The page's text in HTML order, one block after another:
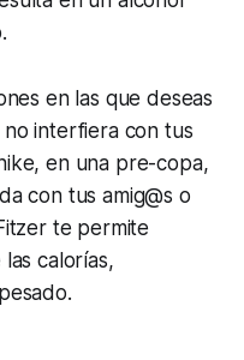
en las que deseas
interfiera con tus
en una pre-copa,
con tus amig@s o
te permite
calorías,